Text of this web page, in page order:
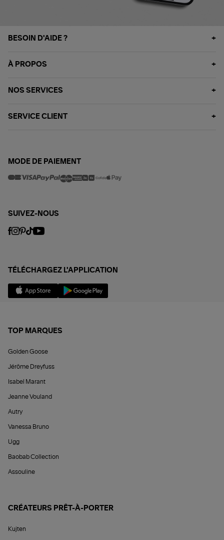
BESOIN D'AIDE ?
À PROPOS
NOS SERVICES
SERVICE CLIENT
MODE DE PAIEMENT
SUIVEZ-NOUS
TÉLÉCHARGEZ L'APPLICATION
TOP MARQUES
Golden Goose
Jérôme Dreyfuss
Isabel Marant
Jeanne Vouland
Autry
Vanessa Bruno
Ugg
Baobab Collection
Assouline
CRÉATEURS PRÊT-À-PORTER
Kujten